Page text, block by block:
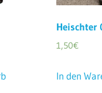
Heischter
1,50€
In den